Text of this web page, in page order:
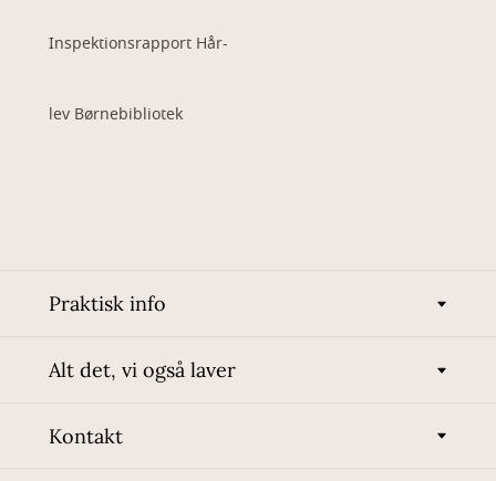
Inspektionsrapport Hår-
lev Børnebibliotek
Praktisk info
Alt det, vi også laver
Kontakt